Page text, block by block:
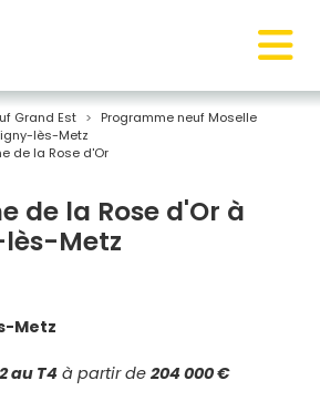
Grand Est
Programme neuf Moselle
lès-Metz
de la Rose d'Or
de la Rose d'Or à
Metz
Metz
au T4 à partir de 204 000 €